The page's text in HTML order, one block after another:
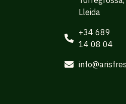
Lleida
+34 689
14 08 04